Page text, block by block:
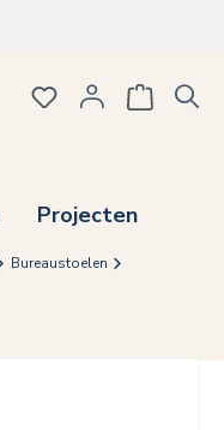
Projecten
Je hebt 0 items
Bureaustoelen